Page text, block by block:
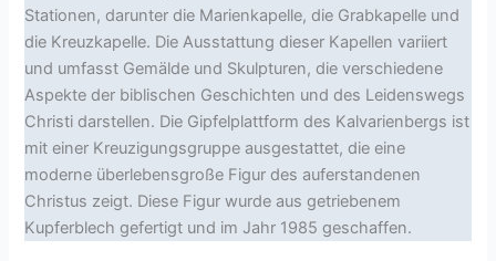
Stationen, darunter die Marienkapelle, die Grabkapelle und
die Kreuzkapelle. Die Ausstattung dieser Kapellen variiert
und umfasst Gemälde und Skulpturen, die verschiedene
Aspekte der biblischen Geschichten und des Leidenswegs
Christi darstellen. Die Gipfelplattform des Kalvarienbergs ist
mit einer Kreuzigungsgruppe ausgestattet, die eine
moderne überlebensgroße Figur des auferstandenen
Christus zeigt. Diese Figur wurde aus getriebenem
Kupferblech gefertigt und im Jahr 1985 geschaffen.